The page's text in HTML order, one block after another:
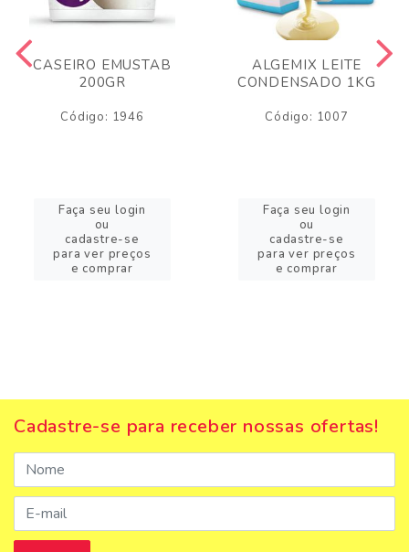
CASEIRO EMUSTAB
200GR
Código: 1946
Faça seu login
ou
cadastre-se
para ver preços
e comprar
ALGEMIX LEITE
CONDENSADO 1KG
Código: 1007
Faça seu login
ou
cadastre-se
para ver preços
e comprar
Cadastre-se para receber nossas ofertas!